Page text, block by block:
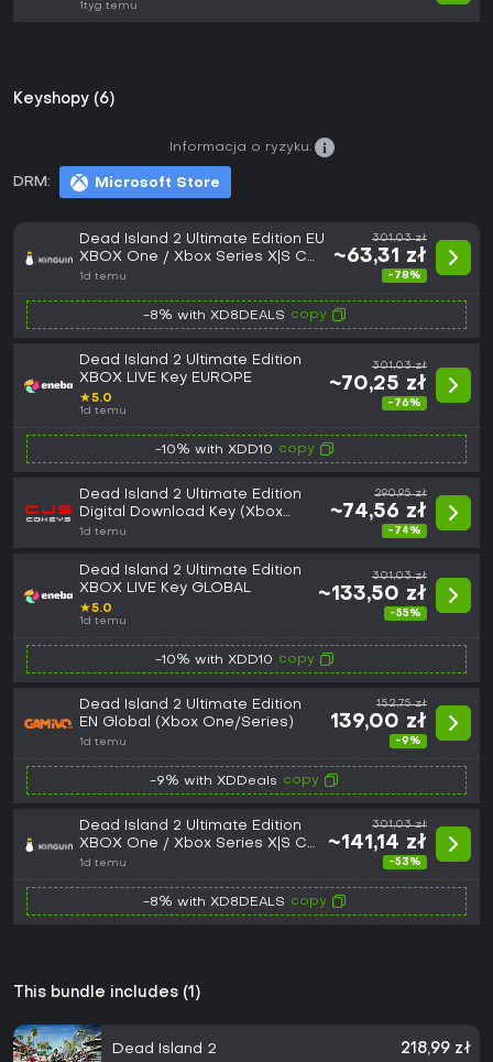
1tyg temu
Keyshopy (6)
DRM: Microsoft Store
Informacja o ryzyku:
Dead Island 2 Ultimate Edition EU
XBOX One / Xbox Series X|S CD
Key
1d temu
301,03 zł
~63,31 zł
-78%
-8% with XD8DEALS copy
Dead Island 2 Ultimate Edition
XBOX LIVE Key EUROPE
★5.0
1d temu
301,03 zł
~70,25 zł
-76%
-10% with XDD10 copy
Dead Island 2 Ultimate Edition
Digital Download Key (Xbox
One/Series X): Europe (Europe)
1d temu
290,95 zł
~74,56 zł
-74%
Dead Island 2 Ultimate Edition
XBOX LIVE Key GLOBAL
★5.0
1d temu
301,03 zł
~133,50 zł
-55%
-10% with XDD10 copy
Dead Island 2 Ultimate Edition
EN Global (Xbox One/Series)
1d temu
152,75 zł
139,00 zł
-9%
-9% with XDDeals copy
Dead Island 2 Ultimate Edition
XBOX One / Xbox Series X|S CD
Key
1d temu
301,03 zł
~141,14 zł
-53%
-8% with XD8DEALS copy
This bundle includes (1)
Dead Island 2 218,99 zł